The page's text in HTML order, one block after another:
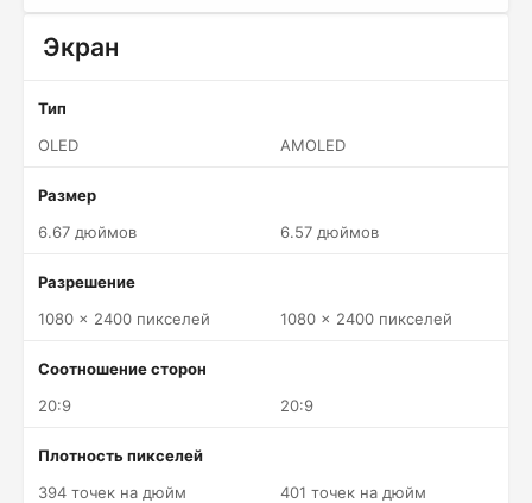
Экран
Тип
OLED
AMOLED
Размер
6.67 дюймов
6.57 дюймов
Разрешение
1080 x 2400 пикселей
1080 x 2400 пикселей
Соотношение сторон
20:9
20:9
Плотность пикселей
394 точек на дюйм
401 точек на дюйм